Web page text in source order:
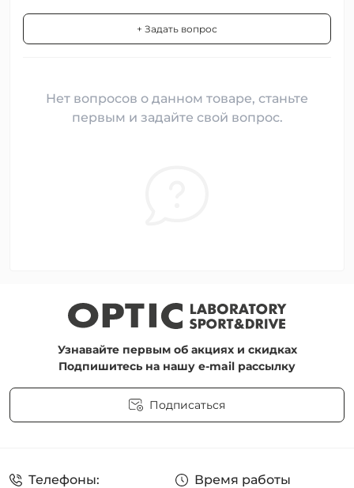
+ Задать вопрос
Нет вопросов о данном товаре, станьте
первым и задайте свой вопрос.
Узнавайте первым об акциях и скидках
Подпишитесь на нашу e-mail рассылку
Подписаться
Пользовательское соглашение
Телефоны: Время работы